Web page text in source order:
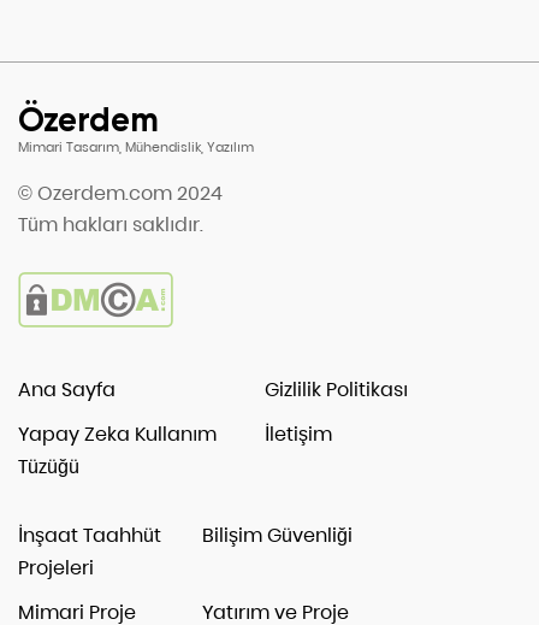
Özerdem
Mimari Tasarım, Mühendislik, Yazılım
© Ozerdem.com 2024
Tüm hakları saklıdır.
Ana Sayfa
Gizlilik Politikası
Yapay Zeka Kullanım
Tüzüğü
İletişim
İnşaat Taahhüt
Projeleri
Bilişim Güvenliği
Mimari Proje
Yatırım ve Proje